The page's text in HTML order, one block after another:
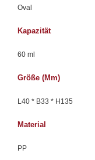
Oval
Kapazität
60 ml
Größe (mm)
L40 * B33 * H135
Material
PP